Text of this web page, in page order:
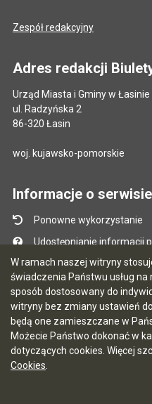
W ramach naszej witryny
świadczenia Państwu usług
sposób dostosowany do
witryny bez zmiany ustawień
będą one zamieszczane w
Możecie Państwo dokonać w
dotyczących cookies. Więcej
Cookies
Zespół redakcyjny
Adres redakcji
Urząd Miasta i Gminy w Łasinie
ul. Radzyńska 2
86-320 Łasin
woj. kujawsko-pomorskie
Informacje o serwisie
Ponowne wykorzystanie
Udostępnianie informacji
Mapa serwisu
Instrukcja obsługi
Statystyki oglądalności
Ostatnia aktualizacja BIP:
CMS i